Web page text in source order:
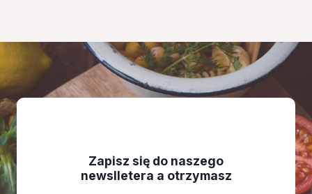
Zapisz się do naszego
newslletera a otrzymasz